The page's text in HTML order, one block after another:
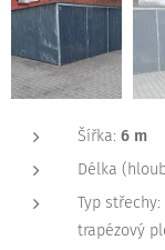
Šířka: 6 m
Délka
Typ střechy:
trapézový